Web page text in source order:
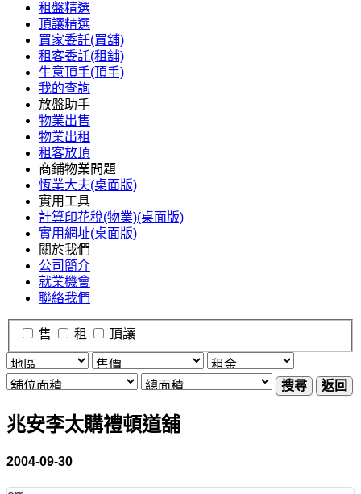
租盤精選
頂讓精選
買家委託(買舖)
租客委託(租舖)
生意頂手(頂手)
我的查詢
放盤助手
物業出售
物業出租
租客放頂
商鋪物業問題
恆業大夫(桌面版)
實用工具
計算印花稅(物業)(桌面版)
實用網址(桌面版)
關於我們
公司簡介
就業機會
聯絡我們
售 租 頂讓
搜尋 返回
兆安李太購禮頓道舖
2004-09-30